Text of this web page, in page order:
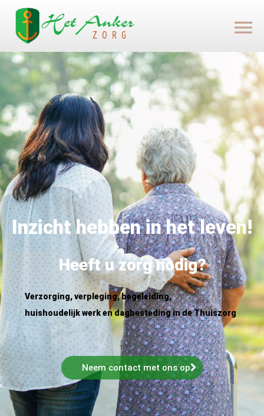
Inzicht hebben in het leven!
Heeft u zorg nodig?
Verzorging, verpleging, begeleiding,
huishoudelijk werk en dagbesteding in de Thuiszorg
Neem contact met ons op